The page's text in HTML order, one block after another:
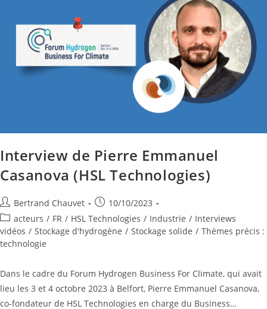
Interview de Pierre Emmanuel
Casanova (HSL Technologies)
Bertrand Chauvet
10/10/2023
acteurs / FR / HSL Technologies / Industrie / Interviews
vidéos / Stockage d'hydrogène / Stockage solide / Thèmes précis :
technologie
Dans le cadre du Forum Hydrogen Business For Climate, qui avait
lieu les 3 et 4 octobre 2023 à Belfort, Pierre Emmanuel Casanova,
co-fondateur de HSL Technologies en charge du Business…